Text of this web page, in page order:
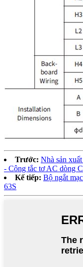
Trước: Nhà sản
- Công tắc tơ AC dòng
Kế tiếp: Bộ ngắt
63S